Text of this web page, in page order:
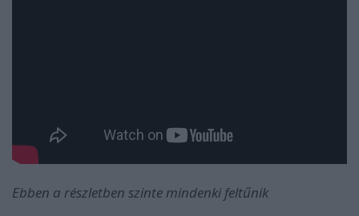
Ebben a részletben szinte mindenki feltűnik